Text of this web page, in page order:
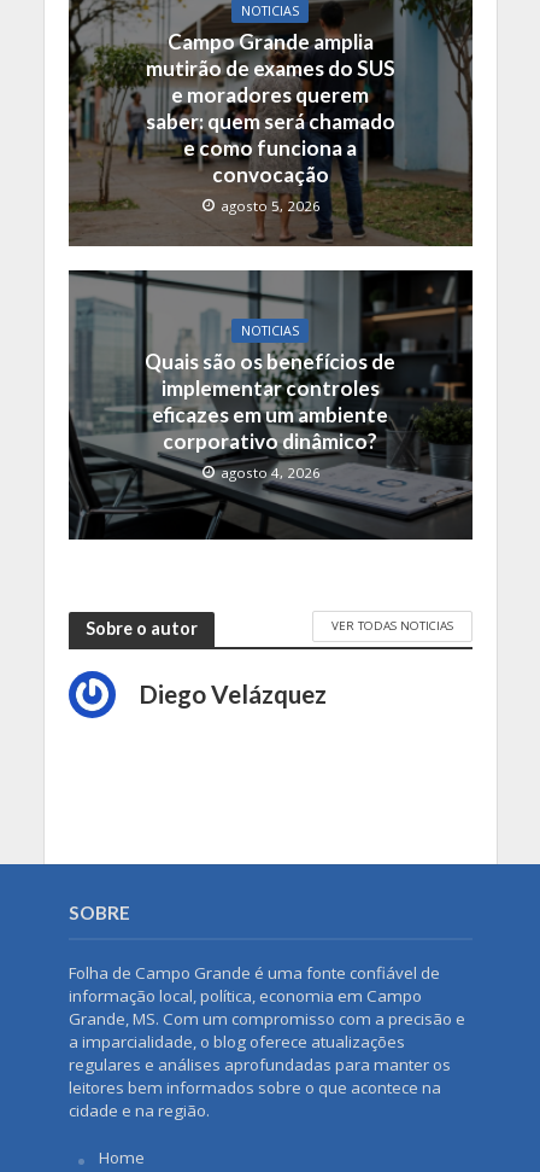
NOTICIAS
Campo Grande amplia
mutirão de exames do SUS
e moradores querem
saber: quem será chamado
e como funciona a
convocação
agosto 5, 2026
NOTICIAS
Quais são os benefícios de
implementar controles
eficazes em um ambiente
corporativo dinâmico?
agosto 4, 2026
Sobre o autor VER TODAS NOTICIAS
Diego Velázquez
SOBRE
Folha de Campo Grande é uma fonte confiável de
informação local, política, economia em Campo
Grande, MS. Com um compromisso com a precisão e
a imparcialidade, o blog oferece atualizações
regulares e análises aprofundadas para manter os
leitores bem informados sobre o que acontece na
cidade e na região.
Home